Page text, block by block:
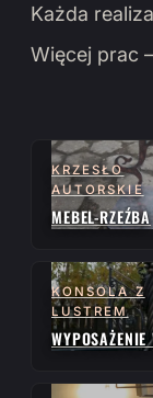
Każda
Więcej prac
KRZESŁO
AUTORSKIE
MEBEL-RZEŹBA
KONSOLA Z
LUSTREM
WYPOSAŻENIE